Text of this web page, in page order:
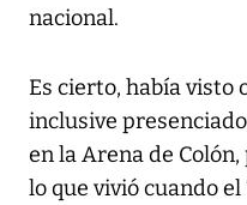
nacional.
Es cierto, había visto
inclusive
en la Arena de
lo que vivió cuando el